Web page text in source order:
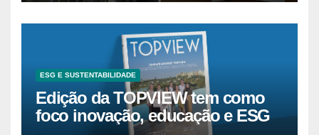
ESG E SUSTENTABILIDADE
Edição da TOPVIEW tem como
foco inovação, educação e ESG